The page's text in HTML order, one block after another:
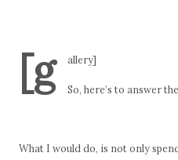
[g allery]
So, here’s to answer
What I would do, is not only